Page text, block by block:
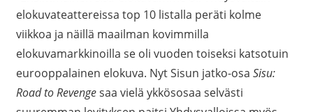
elokuvateattereissa top 10 listalla peräti kolme
viikkoa ja näillä maailman kovimmilla
elokuvamarkkinoilla se oli vuoden toiseksi katsotuin
eurooppalainen elokuva. Nyt Sisun jatko-osa Sisu:
Road to Revengesaa vielä ykkösosaa selvästi